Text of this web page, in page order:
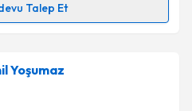
Talep Et
randevu takvimi talebi
randevu almanız için bir
e-posta ile bilgilendireceğiz.
Yoşumaz